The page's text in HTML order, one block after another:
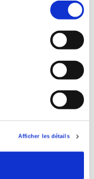
Afficher les détails